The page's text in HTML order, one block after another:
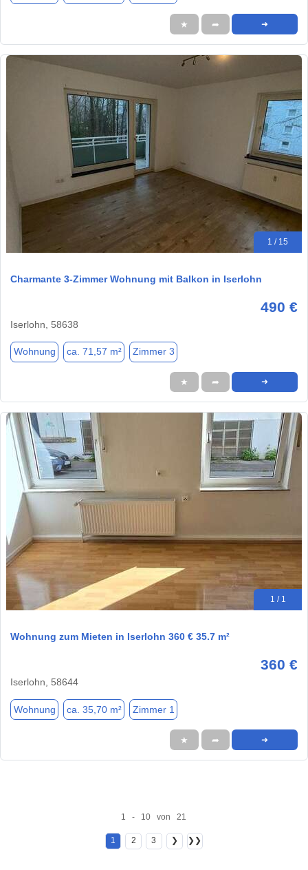
★ ➦ ➜
1 / 15
Charmante 3-Zimmer Wohnung mit Balkon in Iserlohn
490 €
Iserlohn, 58638
Wohnung ca. 71,57 m² Zimmer 3
★ ➦ ➜
1 / 1
Wohnung zum Mieten in Iserlohn 360 € 35.7 m²
360 €
Iserlohn, 58644
Wohnung ca. 35,70 m² Zimmer 1
★ ➦ ➜
1 - 10 von 21
1 2 3 ❯ ❯❯